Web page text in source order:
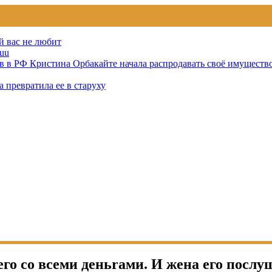
вас не любит
в РФ Кристина Орбакайте начала распродавать своё
ее в старуху
со всеми деньrами. И жена его